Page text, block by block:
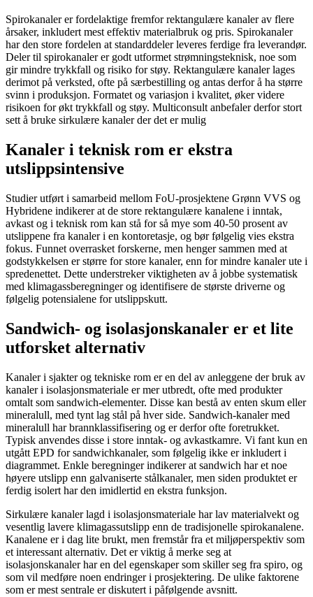
Spirokanaler er fordelaktige fremfor rektangulære kanaler av flere
årsaker, inkludert mest effektiv materialbruk og pris. Spirokanaler
har den store fordelen at standarddeler leveres ferdige fra leverandør.
Deler til spirokanaler er godt utformet strømningsteknisk, noe som
gir mindre trykkfall og risiko for støy. Rektangulære kanaler lages
derimot på verksted, ofte på særbestilling og antas derfor å ha større
svinn i produksjon. Formatet og variasjon i kvalitet, øker videre
risikoen for økt trykkfall og støy. Multiconsult anbefaler derfor stort
sett å bruke sirkulære kanaler der det er mulig
Kanaler i teknisk rom er ekstra
utslippsintensive
Studier utført i samarbeid mellom FoU-prosjektene Grønn VVS og
Hybridene indikerer at de store rektangulære kanalene i inntak,
avkast og i teknisk rom kan stå for så mye som 40-50 prosent av
utslippene fra kanaler i en kontoretasje, og bør følgelig vies ekstra
fokus. Funnet overrasket forskerne, men henger sammen med at
godstykkelsen er større for store kanaler, enn for mindre kanaler ute i
spredenettet. Dette understreker viktigheten av å jobbe systematisk
med klimagassberegninger og identifisere de største driverne og
følgelig potensialene for utslippskutt.
Sandwich- og isolasjonskanaler er et lite
utforsket alternativ
Kanaler i sjakter og tekniske rom er en del av anleggene der bruk av
kanaler i isolasjonsmateriale er mer utbredt, ofte med produkter
omtalt som sandwich-elementer. Disse kan bestå av enten skum eller
mineralull, med tynt lag stål på hver side. Sandwich-kanaler med
mineralull har brannklassifisering og er derfor ofte foretrukket.
Typisk anvendes disse i store inntak- og avkastkamre. Vi fant kun en
utgått EPD for sandwichkanaler, som følgelig ikke er inkludert i
diagrammet. Enkle beregninger indikerer at sandwich har et noe
høyere utslipp enn galvaniserte stålkanaler, men siden produktet er
ferdig isolert har den imidlertid en ekstra funksjon.
Sirkulære kanaler lagd i isolasjonsmateriale har lav materialvekt og
vesentlig lavere klimagassutslipp enn de tradisjonelle spirokanalene.
Kanalene er i dag lite brukt, men fremstår fra et miljøperspektiv som
et interessant alternativ. Det er viktig å merke seg at
isolasjonskanaler har en del egenskaper som skiller seg fra spiro, og
som vil medføre noen endringer i prosjektering. De ulike faktorene
som er mest sentrale er diskutert i påfølgende avsnitt.